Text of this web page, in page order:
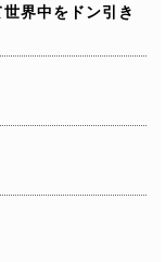
界中をドン引き